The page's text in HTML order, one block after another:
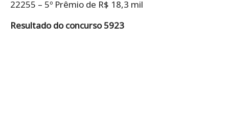
22255 – 5º Prêmio de R$ 18,3 mil
Resultado do concurso 5923